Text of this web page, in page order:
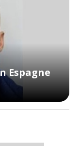
Espagne